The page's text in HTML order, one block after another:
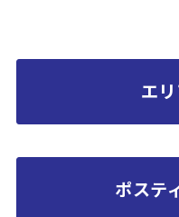
エ
ポステ